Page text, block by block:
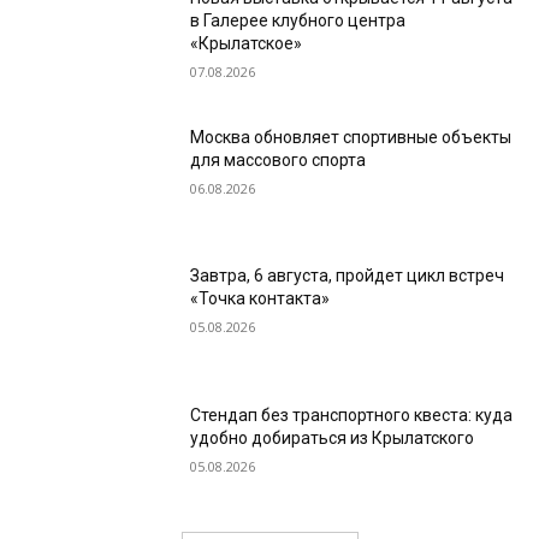
в Галерее клубного центра
«Крылатское»
07.08.2026
Москва обновляет спортивные объекты
для массового спорта
06.08.2026
Завтра, 6 августа, пройдет цикл встреч
«Точка контакта»
05.08.2026
Стендап без транспортного квеста: куда
удобно добираться из Крылатского
05.08.2026